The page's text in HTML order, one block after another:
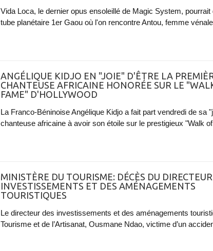
Vida Loca, le dernier opus ensoleillé de Magic System, pourrait
tube planétaire 1er Gaou où l'on rencontre Antou, femme
ANGÉLIQUE KIDJO EN "JOIE" D'ÊTRE LA
CHANTEUSE AFRICAINE HONORÉE SUR LE
FAME" D'HOLLYWOOD
La Franco-Béninoise Angélique Kidjo a fait part vendredi de sa
chanteuse africaine à avoir son étoile sur le prestigieux "Walk
MINISTÈRE DU TOURISME: DÉCÈS DU
INVESTISSEMENTS ET DES AMÉNAGEMENTS
TOURISTIQUES
Le directeur des investissements et des aménagements
Tourisme et de l’Artisanat, Ousmane Ndao, victime d’un